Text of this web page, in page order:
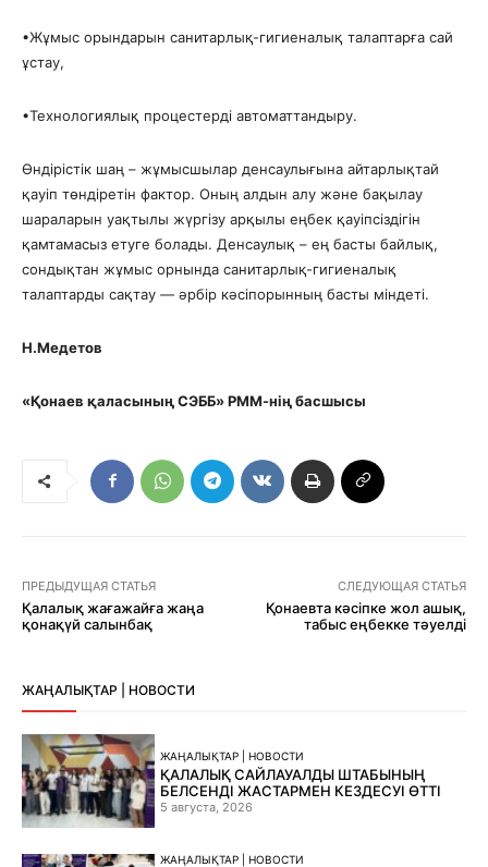
​•​Жұмыс орындарын санитарлық-гигиеналық талаптарға сай
ұстау,
​•​Технологиялық процестерді автоматтандыру.
Өндірістік шаң – жұмысшылар денсаулығына айтарлықтай
қауіп төндіретін фактор. Оның алдын алу және бақылау
шараларын уақтылы жүргізу арқылы еңбек қауіпсіздігін
қамтамасыз етуге болады. Денсаулық – ең басты байлық,
сондықтан жұмыс орнында санитарлық-гигиеналық
талаптарды сақтау — әрбір кәсіпорынның басты міндеті.
Н.Медетов
«Қонаев қаласының СЭББ» РММ-нің басшысы
ПРЕДЫДУЩАЯ СТАТЬЯ
Қалалық жағажайға жаңа
қонақүй салынбақ
СЛЕДУЮЩАЯ СТАТЬЯ
Қонаевта кәсіпке жол ашық,
табыс еңбекке тәуелді
ЖАҢАЛЫҚТАР | НОВОСТИ
ЖАҢАЛЫҚТАР | НОВОСТИ
ҚАЛАЛЫҚ САЙЛАУАЛДЫ ШТАБЫНЫҢ
БЕЛСЕНДІ ЖАСТАРМЕН КЕЗДЕСУІ ӨТТІ
5 августа, 2026
ЖАҢАЛЫҚТАР | НОВОСТИ